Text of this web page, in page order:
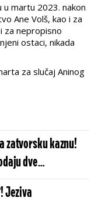
u martu 2023. nakon
Ane Volš, kao i za
za nepropisno
ostaci, nikada
za slučaj Aninog
zatvorsku kaznu!
dve
Vorhola
Jeziva